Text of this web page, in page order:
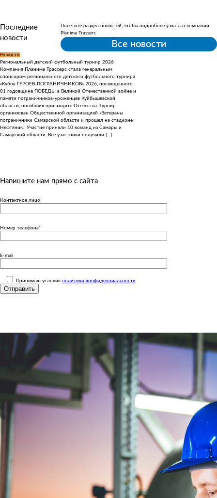
Последние
новости
Посетите раздел новостей, чтобы подробнее узнать о компании
Planima Trassers
Все новости
Новости
Региональный детский футбольный турнир 2026
Компания Планима Трассерс стала генеральным
спонсором регионального детского футбольного турнира
«Кубок ГЕРОЕВ-ПОГРАНИЧНИКОВ» 2026, посвященного
81 годовщине ПОБЕДЫ в Великой Отечественной войне и
памяти пограничников-уроженцев Куйбышевской
области, погибших при защите Отечества. Турнир
организован Общественной организацией «Ветераны
пограничники Самарской области и прошел на стадионе
Нефтяник. Участие приняли 10 команд из Самары и
Самарской области. Все участники получили […]
Напишите нам прямо с сайта
Контактное лицо
Номер телефона*
E-mail
Принимаю условия политики конфиденциальности